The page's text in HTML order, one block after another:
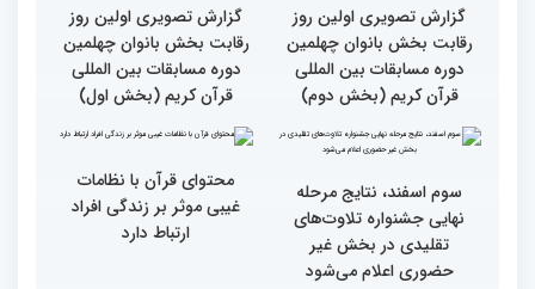
متسابقین چهلمین دوره
مسابقات بین المللی قرآن
کریم از باغ موزه دفاع
مقدس(بخش اول)
بخش برادران مسابقات
بین‌المللی قرآن کریم
گزارش تصویری اولین روز
رقابت بخش بانوان چهلمین
دوره مسابقات بین المللی
قرآن کریم (بخش دوم)
گزارش تصویری اولین روز
رقابت بخش بانوان چهلمین
دوره مسابقات بین المللی